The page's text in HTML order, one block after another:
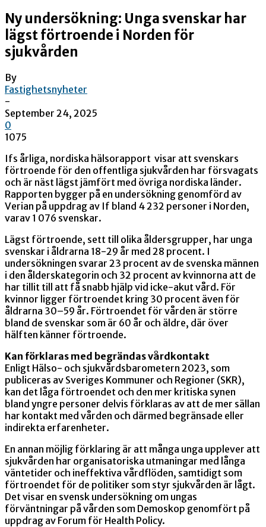
Ny undersökning: Unga svenskar har
lägst förtroende i Norden för
sjukvården
By
Fastighetsnyheter
-
September 24, 2025
0
1075
Ifs årliga, nordiska hälsorapport visar att svenskars
förtroende för den offentliga sjukvården har försvagats
och är näst lägst jämfört med övriga nordiska länder.
Rapporten bygger på en undersökning genomförd av
Verian på uppdrag av If bland 4 232 personer i Norden,
varav 1 076 svenskar.
Lägst förtroende, sett till olika åldersgrupper, har unga
svenskar i åldrarna 18-29 år med 28 procent. I
undersökningen svarar 23 procent av de svenska männen
i den ålderskategorin och 32 procent av kvinnorna att de
har tillit till att få snabb hjälp vid icke-akut vård. För
kvinnor ligger förtroendet kring 30 procent även för
åldrarna 30–59 år. Förtroendet för vården är större
bland de svenskar som är 60 år och äldre, där över
hälften känner förtroende.
Kan förklaras med begrändas vårdkontakt
Enligt Hälso- och sjukvårdsbarometern 2023, som
publiceras av Sveriges Kommuner och Regioner (SKR),
kan det låga förtroendet och den mer kritiska synen
bland yngre personer delvis förklaras av att de mer sällan
har kontakt med vården och därmed begränsade eller
indirekta erfarenheter.
En annan möjlig förklaring är att många unga upplever att
sjukvården har organisatoriska utmaningar med långa
väntetider och ineffektiva vårdflöden, samtidigt som
förtroendet för de politiker som styr sjukvården är lågt.
Det visar en svensk undersökning om ungas
förväntningar på vården som Demoskop genomfört på
uppdrag av Forum för Health Policy.